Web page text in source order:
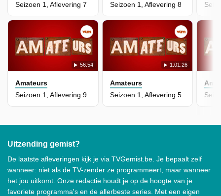
Seizoen 1, Aflevering 7
Seizoen 1, Aflevering 8
56:54
Amateurs
Seizoen 1, Aflevering 9
1:01:26
Amateurs
Seizoen 1, Aflevering 5
Uitzending gemist?
De laatste afleveringen kijk je via TVGemist.be. Je bepaalt zelf
wanneer: niet als de TV-zender ze programmeert, maar wanneer
het jou uitkomt. Onze redactie houdt je op de hoogte van je
favoriete programma's en de allerbeste series. Met een eigen